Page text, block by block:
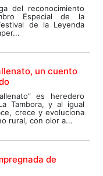
del reconocimiento
Especial de la
de la Leyenda
un cuento
es heredero
Tambora, y al igual
crece y evoluciona
rural, con olor a...
de